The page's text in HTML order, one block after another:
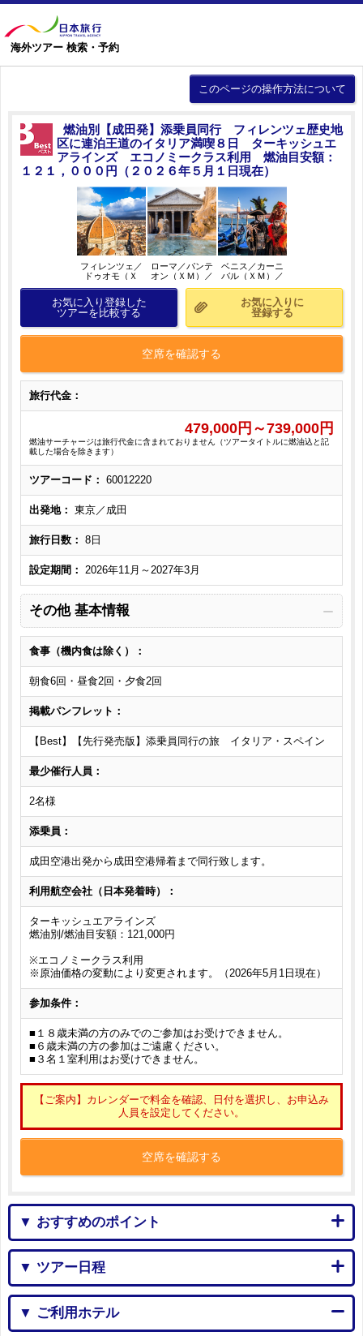
海外ツアー 検索・予約
このページの操作方法について
燃油別【成田発】添乗員同行 フィレンツェ歴史地
区に連泊王道のイタリア満喫８日 ターキッシュエ
アラインズ エコノミークラス利用 燃油目安額：
１２１，０００円（２０２６年５月１日現在）
フィレンツェ／
ドゥオモ（Ｘ
ローマ／パンテ
オン（ＸＭ）／
ベニス／カーニ
バル（ＸＭ）／
お気に入り登録した
ツアーを比較する
お気に入りに
登録する
空席を確認する
旅行代金：
479,000 円～739,000 円
燃油サーチャージは旅行代金に含まれておりません（ツアータイトルに燃油込と記
載した場合を除きます）
ツアーコード： 60012220
出発地： 東京／成田
旅行日数： 8日
設定期間： 2026年11月～2027年3月
その他 基本情報
食事（機内食は除く）：
朝食6回・昼食2回・夕食2回
掲載パンフレット：
【Best】【先行発売版】添乗員同行の旅 イタリア・スペイン
最少催行人員：
2名様
添乗員：
成田空港出発から成田空港帰着まで同行致します。
利用航空会社（日本発着時）：
ターキッシュエアラインズ
燃油別/燃油目安額：121,000円
※エコノミークラス利用
※原油価格の変動により変更されます。（2026年5月1日現在）
参加条件：
■１８歳未満の方のみでのご参加はお受けできません。
■６歳未満の方の参加はご遠慮ください。
■３名１室利用はお受けできません。
【ご案内】カレンダーで料金を確認、日付を選択し、お申込み
人員を設定してください。
空席を確認する
▼ おすすめのポイント
▼ ツアー日程
▼ ご利用ホテル